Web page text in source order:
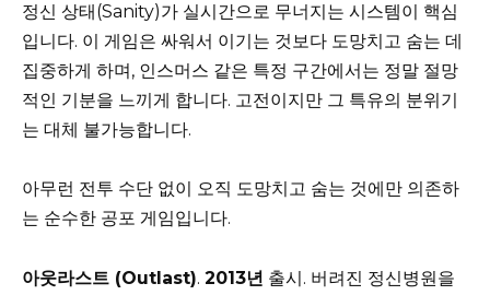
정신 상태(Sanity)가 실시간으로 무너지는 시스템이 핵심
입니다. 이 게임은 싸워서 이기는 것보다 도망치고 숨는 데
집중하게 하며, 인스머스 같은 특정 구간에서는 정말 절망
적인 기분을 느끼게 합니다. 고전이지만 그 특유의 분위기
는 대체 불가능합니다.
아무런 전투 수단 없이 오직 도망치고 숨는 것에만 의존하
는 순수한 공포 게임입니다.
아웃라스트 (Outlast). 2013년 출시. 버려진 정신병원을